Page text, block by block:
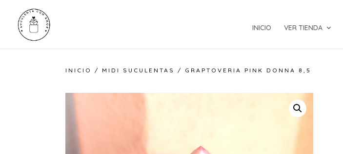
INICIO VER TIENDA
INICIO / MIDI SUCULENTAS / GRAPTOVERIA PINK DONNA 8,5